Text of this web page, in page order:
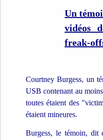
Un
vidéos
freak-
Courtney Burgess, un
USB contenant au
toutes étaient des
étaient mineures.
Burgess, le témoin, dit